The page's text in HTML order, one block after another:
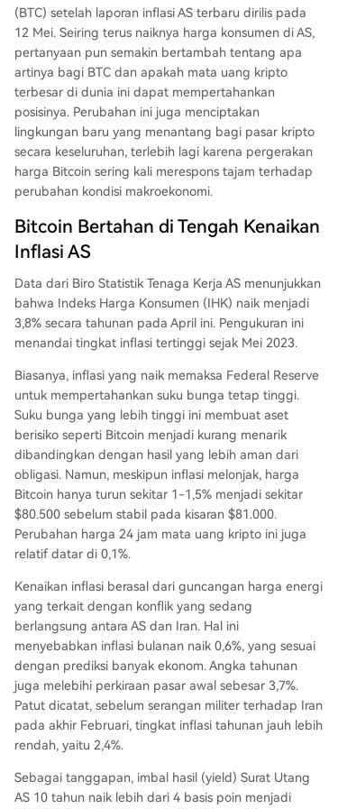
potensial terhadap inflasi. Robert Kiyosaki, penul
is "Rich Dad Poor Dad", mendesak orang untuk
berinvestasi dalam Bitcoin, emas, dan perak unt
uk melindungi diri dari inflasi. Dia memperingatk
an bahwa perang di Iran dan utang AS yang be
sar ($34 triliun) memicu pencetakan uang lebih
banyak, yang mengikis daya beli uang kertas ("fi
st money").
(BTC) setelah laporan inflasi AS terbaru dirilis pada
12 Mei. Seiring terus naiknya harga konsumen di AS,
pertanyaan pun semakin bertambah tentang apa
artinya bagi BTC dan apakah mata uang kripto
terbesar di dunia ini dapat mempertahankan
posisinya. Perubahan ini juga menciptakan
lingkungan baru yang menantang bagi pasar kripto
secara keseluruhan, terlebih lagi karena pergerakan
harga Bitcoin sering kali merespons tajam terhadap
perubahan kondisi makroekonomi.
Bitcoin Bertahan di Tengah Kenaikan
Inflasi AS
Data dari Biro Statistik Tenaga Kerja AS menunjukkan
bahwa Indeks Harga Konsumen (IHK) naik menjadi
3,8% secara tahunan pada April ini. Pengukuran ini
menandai tingkat inflasi tertinggi sejak Mei 2023.
Biasanya, inflasi yang naik memaksa Federal Reserve
untuk mempertahankan suku bunga tetap tinggi.
Suku bunga yang lebih tinggi ini membuat aset
berisiko seperti Bitcoin menjadi kurang menarik
dibandingkan dengan hasil yang lebih aman dari
obligasi. Namun, meskipun inflasi melonjak, harga
Bitcoin hanya turun sekitar 1-1,5% menjadi sekitar
$80.500 sebelum stabil pada kisaran $81.000.
Perubahan harga 24 jam mata uang kripto ini juga
relatif datar di 0,1%.
Kenaikan inflasi berasal dari guncangan harga energi
yang terkait dengan konflik yang sedang
berlangsung antara AS dan Iran. Hal ini
menyebabkan inflasi bulanan naik 0,6%, yang sesuai
dengan prediksi banyak ekonom. Angka tahunan
juga melebihi perkiraan pasar awal sebesar 3,7%.
Patut dicatat, sebelum serangan militer terhadap Iran
pada akhir Februari, tingkat inflasi tahunan jauh lebih
rendah, yaitu 2,4%.
Sebagai tanggapan, imbal hasil (yield) Surat Utang
AS 10 tahun naik lebih dari 4 basis poin menjadi